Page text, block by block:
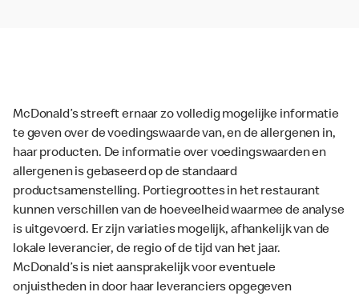
McDonald’s streeft ernaar zo volledig mogelijke informatie
te geven over de voedingswaarde van, en de allergenen in,
haar producten. De informatie over voedingswaarden en
allergenen is gebaseerd op de standaard
productsamenstelling. Portiegroottes in het restaurant
kunnen verschillen van de hoeveelheid waarmee de analyse
is uitgevoerd. Er zijn variaties mogelijk, afhankelijk van de
lokale leverancier, de regio of de tijd van het jaar.
McDonald’s is niet aansprakelijk voor eventuele
onjuistheden in door haar leveranciers opgegeven